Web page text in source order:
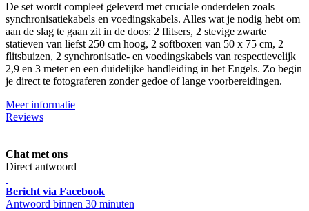
De set wordt compleet geleverd met cruciale onderdelen zoals
synchronisatiekabels en voedingskabels. Alles wat je nodig hebt om
aan de slag te gaan zit in de doos: 2 flitsers, 2 stevige zwarte
statieven van liefst 250 cm hoog, 2 softboxen van 50 x 75 cm, 2
flitsbuizen, 2 synchronisatie- en voedingskabels van respectievelijk
2,9 en 3 meter en een duidelijke handleiding in het Engels. Zo begin
je direct te fotograferen zonder gedoe of lange voorbereidingen.
Meer informatie
Reviews
Chat met ons
Direct antwoord
Bericht via Facebook
Antwoord binnen 30 minuten